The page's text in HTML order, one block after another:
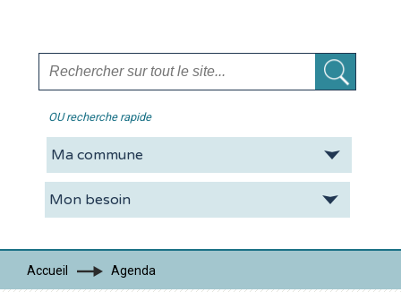
OU recherche rapide
La CDC Vie pratique
Accueil Agenda